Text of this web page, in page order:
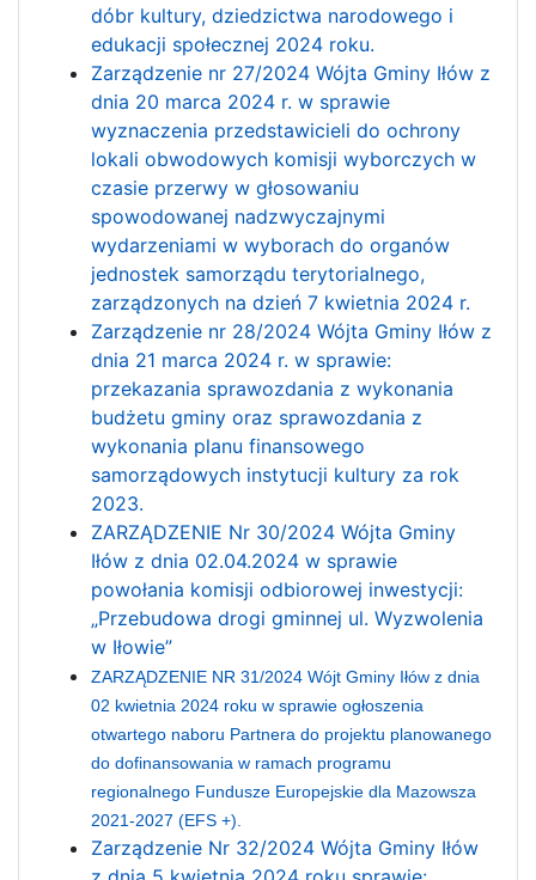
dóbr kultury, dziedzictwa narodowego i
edukacji społecznej 2024 roku.
Zarządzenie nr 27/2024 Wójta Gminy Iłów z
dnia 20 marca 2024 r. w sprawie
wyznaczenia przedstawicieli do ochrony
lokali obwodowych komisji wyborczych w
czasie przerwy w głosowaniu
spowodowanej nadzwyczajnymi
wydarzeniami w wyborach do organów
jednostek samorządu terytorialnego,
zarządzonych na dzień 7 kwietnia 2024 r.
Zarządzenie nr 28/2024 Wójta Gminy Iłów z
dnia 21 marca 2024 r. w sprawie:
przekazania sprawozdania z wykonania
budżetu gminy oraz sprawozdania z
wykonania planu finansowego
samorządowych instytucji kultury za rok
2023.
ZARZĄDZENIE Nr 30/2024 Wójta Gminy
Iłów z dnia 02.04.2024 w sprawie
powołania komisji odbiorowej inwestycji:
„Przebudowa drogi gminnej ul. Wyzwolenia
w Iłowie”
ZARZĄDZENIE NR 31/2024 Wójt Gminy Iłów z dnia
02 kwietnia 2024 roku w sprawie ogłoszenia
otwartego naboru Partnera do projektu planowanego
do dofinansowania w ramach programu
regionalnego Fundusze Europejskie dla Mazowsza
2021-2027 (EFS +).
Zarządzenie Nr 32/2024 Wójta Gminy Iłów